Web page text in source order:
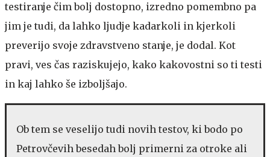
testiranje čim bolj dostopno, izredno pomembno pa
jim je tudi, da lahko ljudje kadarkoli in kjerkoli
preverijo svoje zdravstveno stanje, je dodal. Kot
pravi, ves čas raziskujejo, kako kakovostni so ti testi
in kaj lahko še izboljšajo.
Ob tem se veselijo tudi novih testov, ki bodo po
Petrovčevih besedah bolj primerni za otroke ali